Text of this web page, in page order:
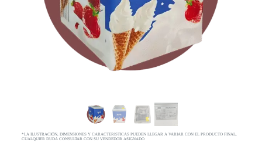
*LA ILUSTRACIÓN, DIMENSIONES Y CARACTERISTICAS PUEDEN LLEGAR A VARIAR CON EL PRODUCTO FINAL,
CUALQUIER DUDA CONSULTAR CON SU VENDEDOR ASIGNADO